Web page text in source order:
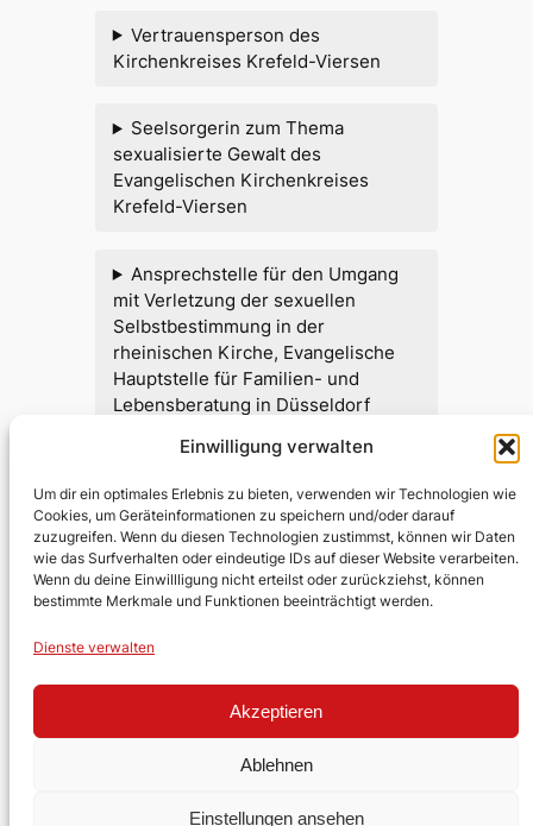
Einwilligung verwalten
Um dir ein optimales Erlebnis zu bieten, verwenden wir Technologien wie
Cookies, um Geräteinformationen zu speichern und/oder darauf
zuzugreifen. Wenn du diesen Technologien zustimmst, können wir Daten
wie das Surfverhalten oder eindeutige IDs auf dieser Website verarbeiten.
Wenn du deine Einwillligung nicht erteilst oder zurückziehst, können
bestimmte Merkmale und Funktionen beeinträchtigt werden.
Dienste verwalten
Akzeptieren
Ablehnen
Einstellungen ansehen
Vertrauensperson des
Kirchenkreises Krefeld-Viersen
Seelsorgerin zum Thema
sexualisierte Gewalt des
Evangelischen Kirchenkreises
Krefeld-Viersen
Ansprechstelle für den Umgang
mit Verletzung der sexuellen
Selbstbestimmung in der
rheinischen Kirche, Evangelische
Hauptstelle für Familien- und
Lebensberatung in Düsseldorf
Evangelische Kirchengemeinde
Lobberich
Über uns
Kontakt
Ehrenamt
Datenschutz
Facebook